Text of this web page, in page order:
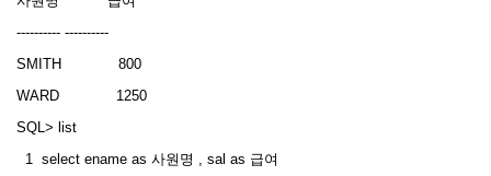
---------- ----------
SMITH 800
WARD 1250
SQL> list
1 select ename as 사원명 , sal as 급여